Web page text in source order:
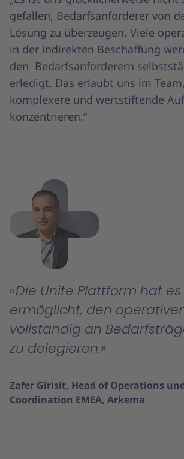
gefallen, Bedarfsanforderer von
Lösung zu überzeugen. Viele
in der indirekten Beschaffung
den Bedarfsanforderern
erledigt. Das erlaubt uns im
komplexere und wertstiftende
konzentrieren.“
Die Unite Plattform hat es
ermöglicht, den
vollständig an
zu delegieren.
Zafer Girisit, Head of Operations
Coordination EMEA, Arkema